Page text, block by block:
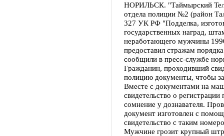
НОРИЛЬСК. "Таймырский
отдела полиции №2 (район
327 УК РФ "Подделка,
государственных наград,
неработающего мужчины
предоставил стражам
сообщили в пресс-службе
Гражданин, проходивший
полицию документы, чтобы
Вместе с документами на
свидетельство о
сомнение у дознавателя.
документ изготовлен с
свидетельство с таким
Мужчине грозит крупный